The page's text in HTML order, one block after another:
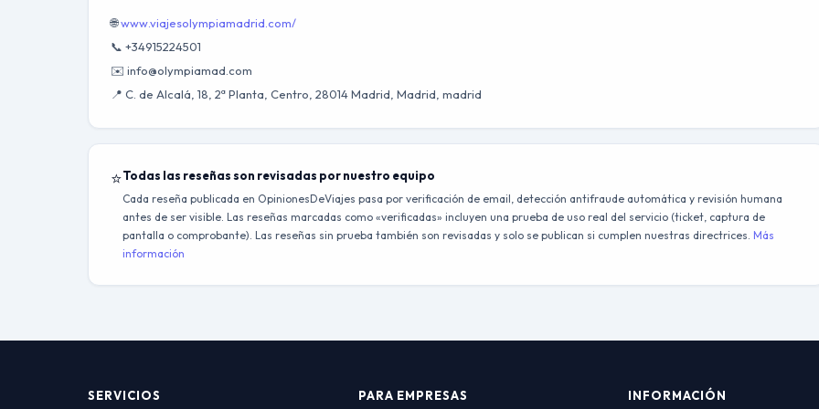
🌐www.viajesolympiamadrid.com/
📞 +34915224501
✉️ info@olympiamad.com
📍 C. de Alcalá, 18, 2ª Planta, Centro, 28014 Madrid, Madrid, madrid
⭐Todas las reseñas son revisadas por nuestro equipo
Cada reseña publicada en OpinionesDeViajes pasa por verificación de email, detección antifraude automática y revisión humana
antes de ser visible. Las reseñas marcadas como «verificadas» incluyen una prueba de uso real del servicio (ticket, captura de
pantalla o comprobante). Las reseñas sin prueba también son revisadas y solo se publican si cumplen nuestras directrices. Más
información
SERVICIOS PARA EMPRESAS INFORMACIÓN